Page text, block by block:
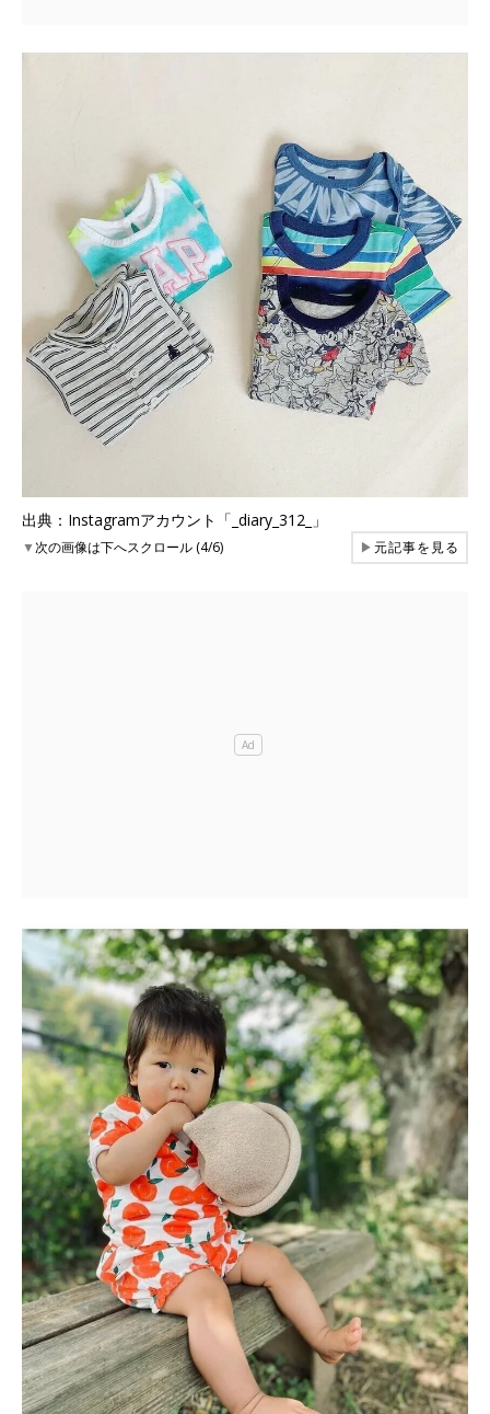
出典：Instagramアカウント「_diary_312_」
▼次の画像は下へスクロール (4/6) ▶元記事を見る